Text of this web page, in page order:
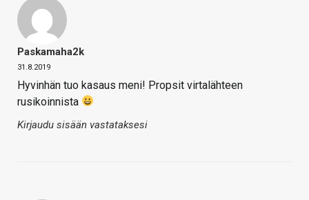
Paskamaha2k
31.8.2019
Hyvinhän tuo kasaus meni! Propsit virtalähteen
rusikoinnista
Kirjaudu sisään vastataksesi